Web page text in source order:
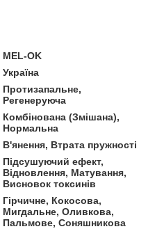
MEL-OK
Україна
Протизапальне,
Регенеруюча
Комбінована (Змішана),
Нормальна
В'янення, Втрата пружності
Підсушуючий ефект,
Відновлення, Матування,
Висновок токсинів
Гірчичне, Кокосова,
Мигдальне, Оливкова,
Пальмове, Соняшникова